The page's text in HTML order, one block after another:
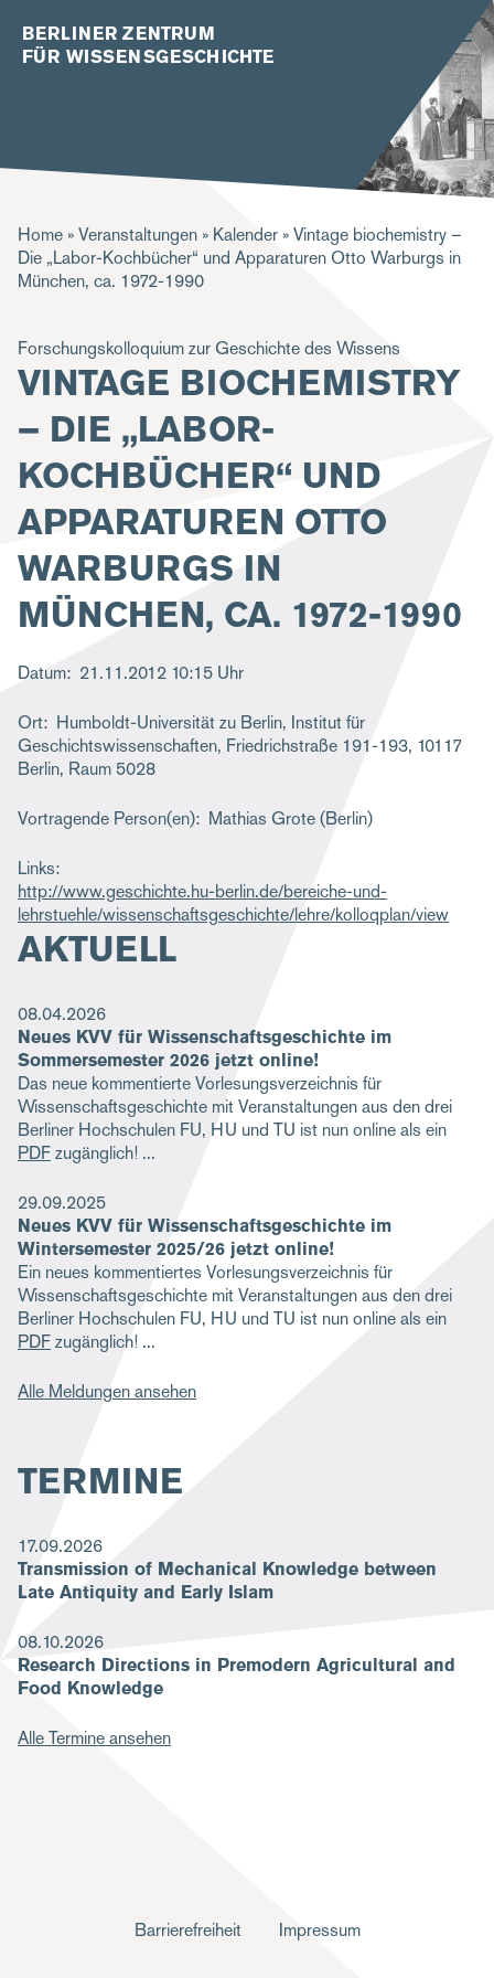
BERLINER ZENTRUM
FÜR WISSENSGESCHICHTE
P
f
d
n
i
g
a
t
i
o
Home Veranstaltungen Kalender
Vintage biochemistry –
Die „Labor-Kochbücher“ und Apparaturen Otto Warburgs in
München, ca. 1972-1990
Forschungskolloquium zur Geschichte des Wissens
VINTAGE BIOCHEMISTRY
– DIE „LABOR-
KOCHBÜCHER“ UND
APPARATUREN OTTO
WARBURGS IN
MÜNCHEN, CA. 1972-1990
Datum 21.11.2012 10:15 Uhr
Ort
Humboldt-Universität zu Berlin, Institut für
Geschichtswissenschaften, Friedrichstraße 191-193, 10117
Berlin, Raum 5028
Vortragende Person(en) Mathias Grote (Berlin)
Links
http://www.geschichte.hu-berlin.de/bereiche-und-
lehrstuehle/wissenschaftsgeschichte/lehre/kolloqplan/view
AKTUELL
08.04.2026
Neues KVV für Wissenschaftsgeschichte im
Sommersemester 2026 jetzt online!
Das neue kommentierte Vorlesungsverzeichnis für
Wissenschaftsgeschichte mit Veranstaltungen aus den drei
Berliner Hochschulen FU, HU und TU ist nun online als ein
PDFzugänglich!
29.09.2025
Neues KVV für Wissenschaftsgeschichte im
Wintersemester 2025/26 jetzt online!
Ein neues kommentiertes Vorlesungsverzeichnis für
Wissenschaftsgeschichte mit Veranstaltungen aus den drei
Berliner Hochschulen FU, HU und TU ist nun online als ein
PDFzugänglich!
Alle Meldungen ansehen
TERMINE
17.09.2026
Transmission of Mechanical Knowledge between
Late Antiquity and Early Islam
08.10.2026
Research Directions in Premodern Agricultural and
Food Knowledge
Alle Termine ansehen
Barrierefreiheit Impressum